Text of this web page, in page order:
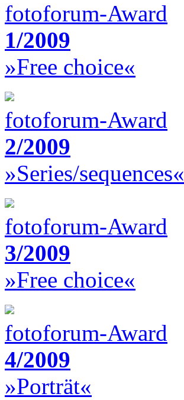
fotoforum-Award
1/2009
»Free choice«
fotoforum-Award
2/2009
»Series/sequences«
fotoforum-Award
3/2009
»Free choice«
fotoforum-Award
4/2009
»Porträt«